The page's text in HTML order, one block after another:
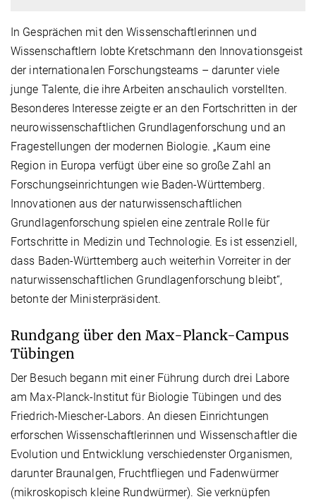
In Gesprächen mit den Wissenschaftlerinnen und
Wissenschaftlern lobte Kretschmann den Innovationsgeist
der internationalen Forschungsteams – darunter viele
junge Talente, die ihre Arbeiten anschaulich vorstellten.
Besonderes Interesse zeigte er an den Fortschritten in der
neurowissenschaftlichen Grundlagenforschung und an
Fragestellungen der modernen Biologie. „Kaum eine
Region in Europa verfügt über eine so große Zahl an
Forschungseinrichtungen wie Baden-Württemberg.
Innovationen aus der naturwissenschaftlichen
Grundlagenforschung spielen eine zentrale Rolle für
Fortschritte in Medizin und Technologie. Es ist essenziell,
dass Baden-Württemberg auch weiterhin Vorreiter in der
naturwissenschaftlichen Grundlagenforschung bleibt“,
betonte der Ministerpräsident.
Rundgang über den Max-Planck-Campus
Tübingen
Der Besuch begann mit einer Führung durch drei Labore
am Max-Planck-Institut für Biologie Tübingen und des
Friedrich-Miescher-Labors. An diesen Einrichtungen
erforschen Wissenschaftlerinnen und Wissenschaftler die
Evolution und Entwicklung verschiedenster Organismen,
darunter Braunalgen, Fruchtfliegen und Fadenwürmer
(mikroskopisch kleine Rundwürmer). Sie verknüpfen